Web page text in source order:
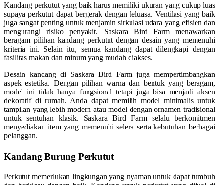
Kandang perkutut yang baik harus memiliki ukuran yang cukup luas
supaya perkutut dapat bergerak dengan leluasa. Ventilasi yang baik
juga sangat penting untuk menjamin sirkulasi udara yang efisien dan
mengurangi risiko penyakit. Saskara Bird Farm menawarkan
beragam pilihan kandang perkutut dengan desain yang memenuhi
kriteria ini. Selain itu, semua kandang dapat dilengkapi dengan
fasilitas makan dan minum yang mudah diakses.
Desain kandang di Saskara Bird Farm juga mempertimbangkan
aspek estetika. Dengan pilihan warna dan bentuk yang beragam,
model ini tidak hanya fungsional tetapi juga bisa menjadi aksen
dekoratif di rumah. Anda dapat memilih model minimalis untuk
tampilan yang lebih modern atau model dengan ornamen tradisional
untuk sentuhan klasik. Saskara Bird Farm selalu berkomitmen
menyediakan item yang memenuhi selera serta kebutuhan berbagai
pelanggan.
Kandang Burung Perkutut
Perkutut memerlukan lingkungan yang nyaman untuk dapat tumbuh